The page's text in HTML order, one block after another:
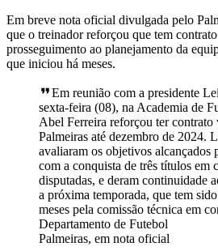
Em breve nota oficial divulgada pelo
que o treinador reforçou que tem
prosseguimento ao planejamento da
que iniciou há meses.
Em reunião com a presidente
sexta-feira (08), na Academia de
Abel Ferreira reforçou ter contrato
Palmeiras até dezembro de 2024.
avaliaram os objetivos alcançados
com a conquista de três títulos em
disputadas, e deram continuidade
a próxima temporada, que tem
meses pela comissão técnica em
Departamento de Futebol
Palmeiras, em nota oficial